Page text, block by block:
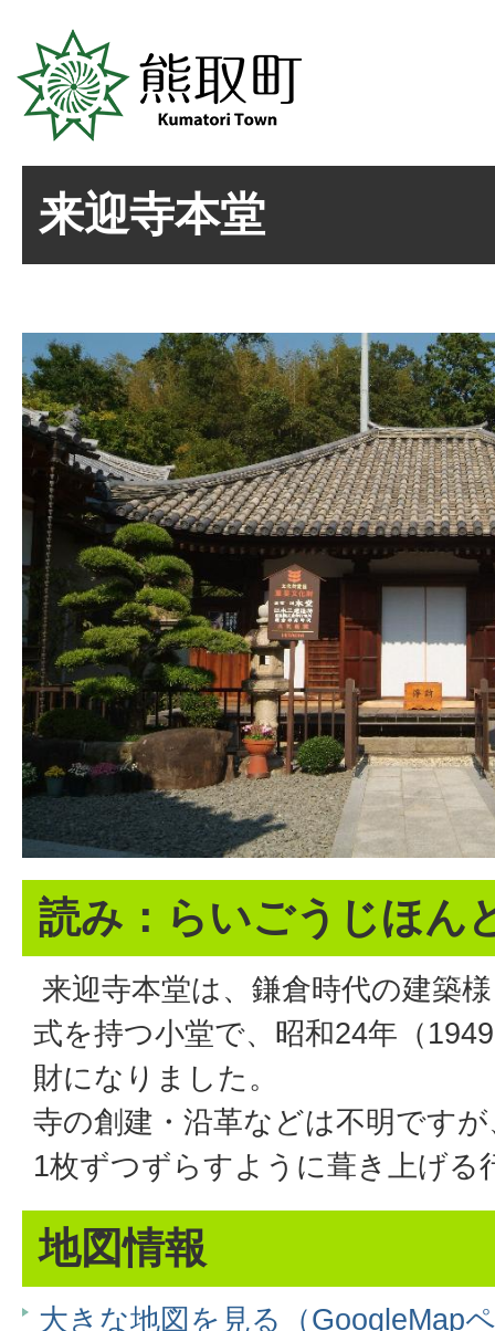
来迎寺本堂
読み：らいごうじほん
来迎寺本堂は、鎌倉時代の建築様
式を持つ小堂で、昭和24年（
財になりました。
寺の創建・沿革などは不明です
1枚ずつずらすように葺き上げる
地図情報
大きな地図を見る（GoogleMap